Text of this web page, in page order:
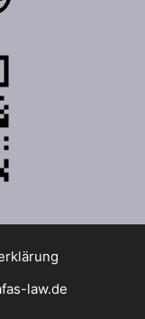
law.de